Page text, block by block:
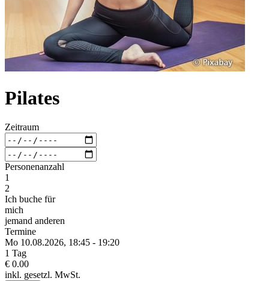
Pilates
Zeitraum
Personenanzahl
1
2
Ich buche für
mich
jemand anderen
Termine
Mo 10.08.2026, 18:45 - 19:20
1 Tag
€ 0.00
inkl. gesetzl. MwSt.